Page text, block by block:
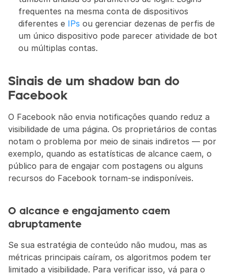
frequentes na mesma conta de dispositivos
diferentes e IPs ou gerenciar dezenas de perfis de
um único dispositivo pode parecer atividade de bot
ou múltiplas contas.
Sinais de um shadow ban do
Facebook
O Facebook não envia notificações quando reduz a
visibilidade de uma página. Os proprietários de contas
notam o problema por meio de sinais indiretos — por
exemplo, quando as estatísticas de alcance caem, o
público para de engajar com postagens ou alguns
recursos do Facebook tornam-se indisponíveis.
O alcance e engajamento caem
abruptamente
Se sua estratégia de conteúdo não mudou, mas as
métricas principais caíram, os algoritmos podem ter
limitado a visibilidade. Para verificar isso, vá para o